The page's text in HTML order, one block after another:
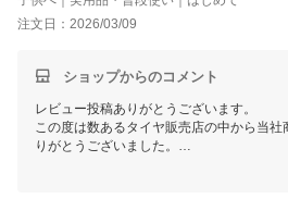
注文日：2026/03/09
ショップからのコメント
レビュー投稿ありがとうございます。
この度は数あるタイヤ販売店の中から当
りがとうございました。
今後ともお客様に満足頂けるような対応